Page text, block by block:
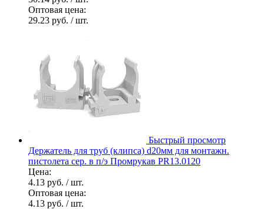
Оптовая цена:
29.23 руб. / шт.
Быстрый просмотр
Держатель для труб (клипса) d20мм для монтажн.
пистолета сер. в п/э Промрукав PR13.0120
Цена:
4.13 руб. / шт.
Оптовая цена:
4.13 руб. / шт.